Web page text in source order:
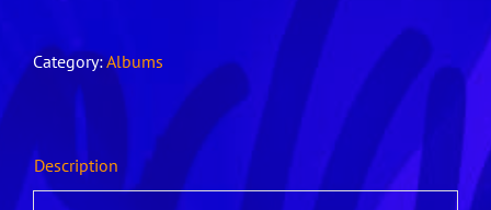
Category:Albums
Description